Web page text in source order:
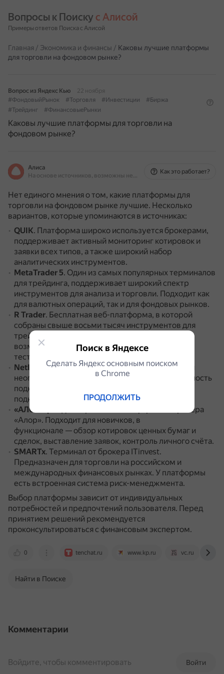
Вопросы к Поиску с Алисой
Примеры ответов Поиска с Алисой
Главная / Экономика и финансы / Каковы лучшие платформы
для торговли на фондовом рынке?
Вопрос из Яндекс Кью
22 ноября
#ФондовыйРынок
#Торговля #Инвестиции
#Биржа
#Трейдинг
#ФинансовыеРынки
Каковы лучшие платформы для торговли на
фондовом рынке?
Алиса
На основе источников, возможны неточности
Как это работает?
Нет единого мнения о том, какие платформы для
торговли на фондовом рынке лучшие. Несколько
вариантов, которые упоминаются в источниках:
QUIK. Платформа широко используется брокерами,
поддерживает активный мониторинг котировок и
заявки всех типов, а также широкий набор
аналитических инструментов.
MetaTrader 5. Один из самых популярных терминалов
для трейдинга, поддерживает широкий спектр
инструментов для анализа и торговли. Подходит как
для валютных операций, так и для фондовых рынков.
R Trader. Бесплатная веб-платформа, в которой
собраны свыше восьми тысяч инструментов для
трейдинга: валютные пары, крипта, акции.
возможность подключения торговых роботов и
тестирования их на исторических данных.
NetInvestor.Торговый терминал с бесплатным и
неограниченным демо-доступом.
Есть возможность
подключения торговых роботов, а также
подключение к системам криптозащиты.
«АЛОР-Трейд»
Фирменная платформа от брокера
«Алор». Подходит для новичков, в
функционале — обзор котировок ценных бумаг и
сделок, выставление заявок, контроль личного счёта.
SMARTx. Терминал от брокера ITinvest.
Предназначен для торговли на российском и
международных финансовых рынках. У платформы
есть встроенная система риск-менеджмента.
Выбор платформы зависит от индивидуальных
потребностей и предпочтений пользователя. Перед
принятием решений рекомендуется
проконсультироваться с финансовым экспертом.
0 tenchat.ru www.kp.ru vc.ru
Найти в Поиске
Комментарии
Войти
Войдите, чтобы комментировать
Поиск в Яндексе
Сделать Яндекс основным поиском
в Сhrome
ПРОДОЛЖИТЬ